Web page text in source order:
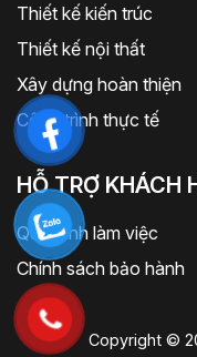
Thiết kế kiến trúc
Thiết kế nội thất
Xây dựng hoàn thiện
Công trình thực tế
HỖ TRỢ KHÁCH
Quy trình làm việc
Chính sách bảo hành
Copyright ©